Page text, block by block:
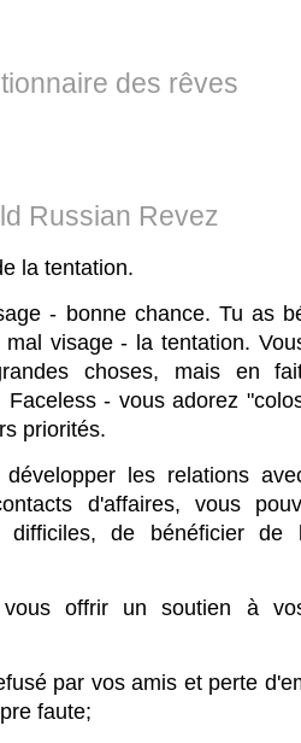
des rêves
Russian Revez
la tentation.
- bonne chance. Tu as
visage - la tentation.
choses, mais en
Faceless - vous adorez
priorités.
les relations
d'affaires, vous
difficiles, de bénéficier de
offrir un soutien à
par vos amis et perte
faute;